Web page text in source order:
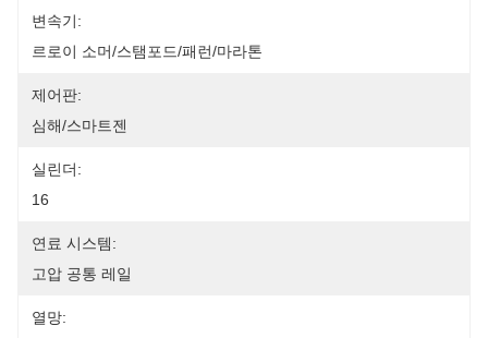
변속기:
르로이 소머/스탬포드/패런/마라톤
제어판:
심해/스마트젠
실린더:
16
연료 시스템:
고압 공통 레일
열망: